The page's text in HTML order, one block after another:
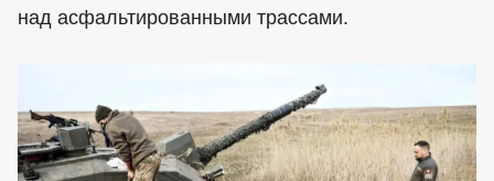
над асфальтированными трассами.